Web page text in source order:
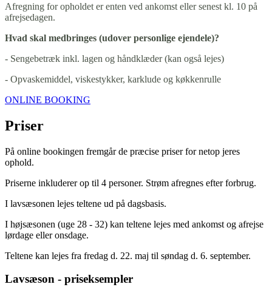
Afregning for opholdet er enten ved ankomst eller senest kl. 10 på
afrejsedagen.
Hvad skal medbringes (udover personlige ejendele)?
- Sengebetræk inkl. lagen og håndklæder (kan også lejes)
- Opvaskemiddel, viskestykker, karklude og køkkenrulle
ONLINE BOOKING
Priser
På online bookingen fremgår de præcise priser for netop jeres
ophold.
Priserne inkluderer op til 4 personer. Strøm afregnes efter forbrug.
I lavsæsonen lejes teltene ud på dagsbasis.
I højsæsonen (uge 28 - 32) kan teltene lejes med ankomst og afrejse
lørdage eller onsdage.
Teltene kan lejes fra fredag d. 22. maj til søndag d. 6. september.
Lavsæson - priseksempler